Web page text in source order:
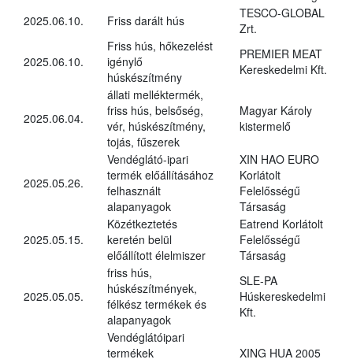
2025.06.10.
Friss darált hús
TESCO-GLOBAL
Zrt.
2025.06.10.
Friss hús, hőkezelést
igénylő
húskészítmény
PREMIER MEAT
Kereskedelmi Kft.
2025.06.04.
állati melléktermék,
friss hús, belsőség,
vér, húskészítmény,
tojás, fűszerek
Magyar Károly
kistermelő
2025.05.26.
Vendéglátó-ipari
termék előállításához
felhasznált
alapanyagok
XIN HAO EURO
Korlátolt
Felelősségű
Társaság
2025.05.15.
Közétkeztetés
keretén belül
előállított élelmiszer
Eatrend Korlátolt
Felelősségű
Társaság
2025.05.05.
friss hús,
húskészítmények,
félkész termékek és
alapanyagok
SLE-PA
Húskereskedelmi
Kft.
Vendéglátóipari
termékek
XING HUA 2005